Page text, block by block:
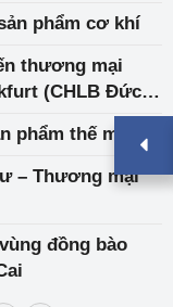
phẩm cơ khí
thương mại
(CHLB Đức)
theo tiêu chuẩn
Nam - VIATT
phẩm thế mạnh
– Thương mại
đồng bào